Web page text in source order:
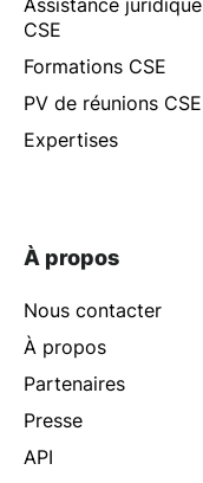
Assistance juridique
CSE
Formations CSE
PV de réunions CSE
Expertises
À propos
Nous contacter
À propos
Partenaires
Presse
API